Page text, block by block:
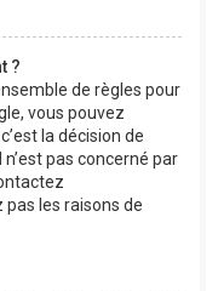
?
de règles pour
vous pouvez
la décision de
pas concerné par
pas les raisons de